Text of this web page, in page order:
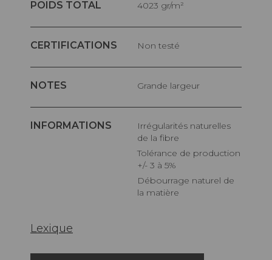
POIDS TOTAL 4023 gr/m²
CERTIFICATIONS Non testé
NOTES Grande largeur
INFORMATIONS
Irrégularités naturelles
de la fibre
Tolérance de production
+/- 3 à 5%
Débourrage naturel de
la matière
Lexique